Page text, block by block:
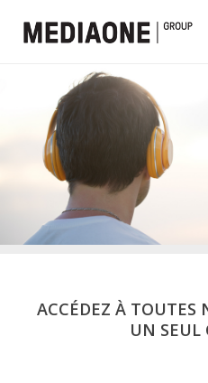
ACCÉDEZ À TOUTES
UN SEUL